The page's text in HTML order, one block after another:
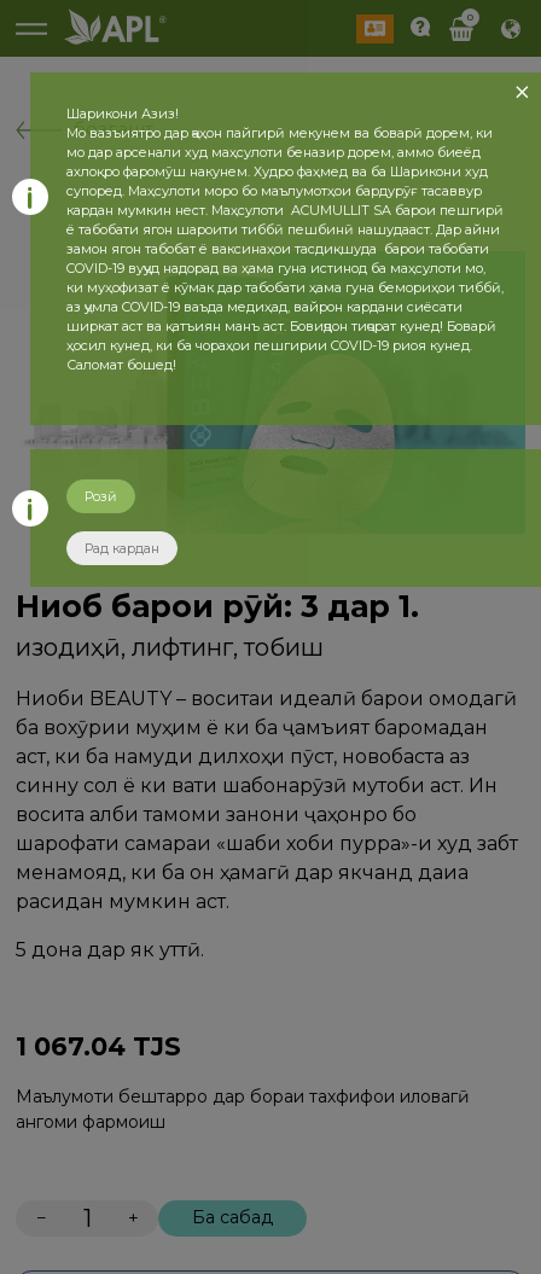
0
бозгашт
Ниқоб барои рӯй: 3 дар 1.
Ғизодиҳӣ, лифтинг, тобиш
Ниқоби BEAUTY – воситаи идеалӣ барои омодагӣ
ба вохӯрии муҳим ё ки ба ҷамъият баромадан
аст, ки ба намуди дилхоҳи пӯст, новобаста аз
синну сол ё ки вақти шабонарӯзӣ мутобиқ аст. Ин
восита қалби тамоми занони ҷаҳонро бо
шарофати самараи «шаби хоби пурра»-и худ забт
менамояд, ки ба он ҳамагӣ дар якчанд дақиқа
расидан мумкин аст.
5 дона дар як қуттӣ.
1 067.04 TJS
Маълумоти бештарро дар бораи тахфифҳои иловагӣ
ҳангоми фармоиш
− + Ба сабад
Шарикони Азиз!
Мо вазъиятро дар ҷаҳон пайгирӣ мекунем ва боварӣ дорем, ки
мо дар арсенали худ маҳсулоти беназир дорем, аммо биеёд
ахлоқро фаромӯш накунем. Худро фаҳмед ва ба Шарикони худ
супоред. Маҳсулоти моро бо маълумотҳои бардурӯғ тасаввур
кардан мумкин нест. Маҳсулоти ACUMULLIT SA барои пешгирӣ
ё табобати ягон шароити тиббӣ пешбинӣ нашудааст. Дар айни
замон ягон табобат ё ваксинаҳои тасдиқшуда барои табобати
COVID-19 вуҷуд надорад ва ҳама гуна истинод ба маҳсулоти мо,
ки муҳофизат ё кӯмак дар табобати ҳама гуна бемориҳои тиббӣ,
аз ҷумла COVID-19 ваъда медиҳад, вайрон кардани сиёсати
ширкат аст ва қатъиян манъ аст. Бовиҷдон тиҷорат кунед! Боварӣ
ҳосил кунед, ки ба чораҳои пешгирии COVID-19 риоя кунед.
Саломат бошед!
Розӣ
Рад кардан